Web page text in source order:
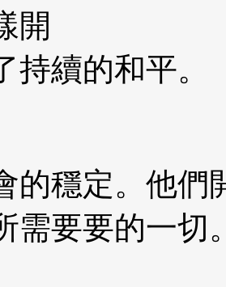
開
持續的和平。
的穩定。他們
需要要的一切